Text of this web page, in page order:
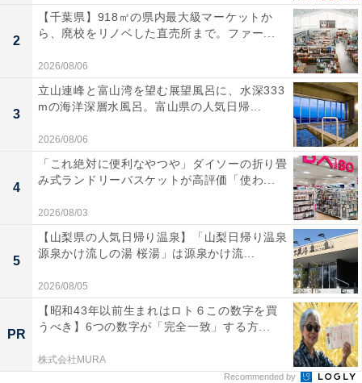
2
【千葉県】918㎡の県内最大級マーケットか
ら、廃校をリノベした直売所まで。ファー...
2026/08/06
3
立山連峰と富山湾を望む展望風呂に、水深333
mの海洋深層水風呂。富山県の人気日帰...
2026/08/06
4
「これ絶対に便利なやつや」ダイソーの折り畳
み式ランドリーバスケットが高評価「使わ...
2026/08/03
5
【山梨県の人気日帰り温泉】「山梨日帰り温泉
源泉かけ流しの湯 桜湯」は源泉かけ流...
2026/08/05
PR
【昭和43年以前生まれはロト６この数字を買
うべき】6つの数字が「完全一致」する方...
株式会社MURA
Recommended by